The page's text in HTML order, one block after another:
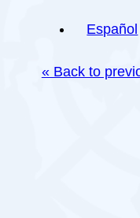
Español
« Back to